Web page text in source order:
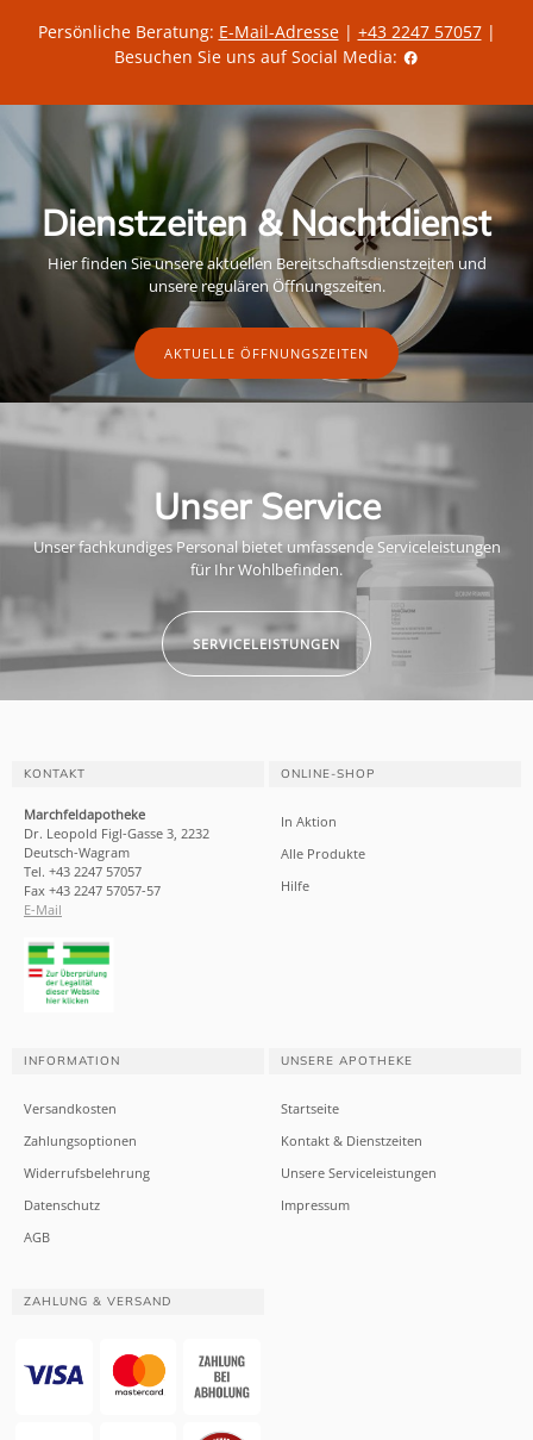
Persönliche Beratung: E-Mail-Adresse| +43 2247 57057|
Besuchen Sie uns auf Social Media:
Dienstzeiten & Nachtdienst
Hier finden Sie unsere aktuellen Bereitschaftsdienstzeiten und
unsere regulären Öffnungszeiten.
AKTUELLE ÖFFNUNGSZEITEN
Unser Service
Unser fachkundiges Personal bietet umfassende Serviceleistungen
für Ihr Wohlbefinden.
SERVICELEISTUNGEN
KONTAKT
Marchfeldapotheke
Dr. Leopold Figl-Gasse 3, 2232
Deutsch-Wagram
Tel. +43 2247 57057
Fax +43 2247 57057-57
E-Mail
ONLINE-SHOP
In Aktion
Alle Produkte
Hilfe
INFORMATION
Versandkosten
Zahlungsoptionen
Widerrufsbelehrung
Datenschutz
AGB
UNSERE APOTHEKE
Startseite
Kontakt & Dienstzeiten
Unsere Serviceleistungen
Impressum
ZAHLUNG & VERSAND